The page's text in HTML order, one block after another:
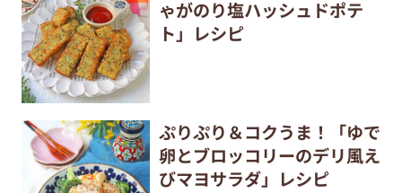
ゃがのり塩ハッシュドポテ
ト」レシピ
ぷりぷり＆コクうま！「ゆで
卵とブロッコリーのデリ風え
びマヨサラダ」レシピ